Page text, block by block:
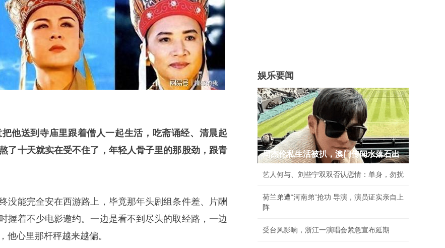
他送到寺庙里跟着僧人一起生活，吃斋诵经、清晨起
了十天就实在受不住了，年轻人骨子里的那股劲，跟青
没能完全安在西游路上，毕竟那年头剧组条件差、片酬
握着不少电影邀约。一边是看不到尽头的取经路，一边
他心里那杆秤越来越偏。
娱乐要闻
周杰伦私生活被扒，澳门传闻水落石出
艺人何与、刘些宁双双否认恋情：单身，勿扰
荷兰弟遭“河南弟”抢功 导演，演员证实亲自上
阵
受台风影响，浙江一演唱会紧急宣布延期